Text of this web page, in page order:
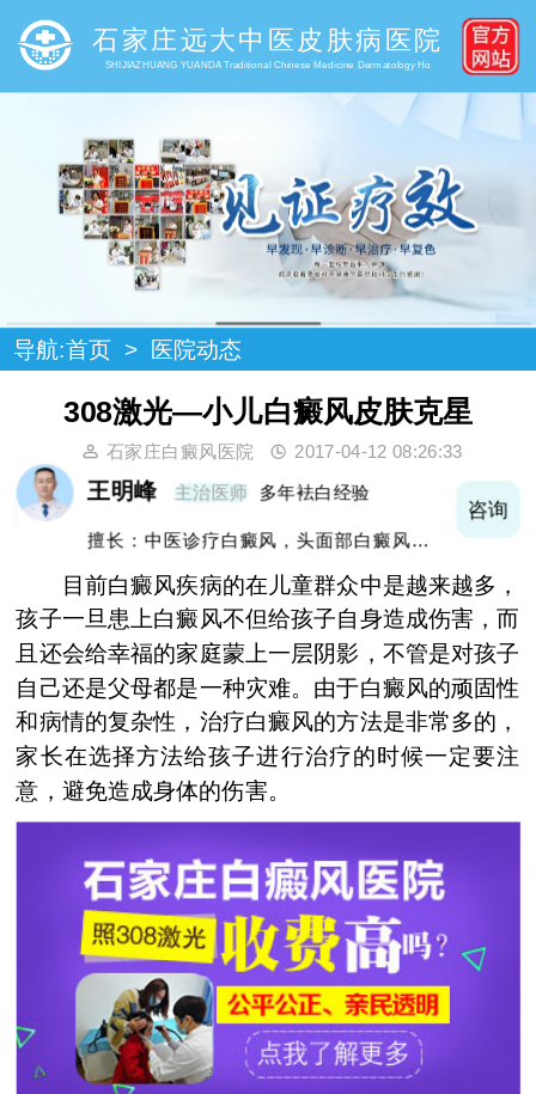
石家庄远大中医皮肤病医院
SHIJIAZHUANG YUANDA Traditional Chinese Medicine Dermatology Ho
导航:首页 > 医院动态
308激光—小儿白癜风皮肤克星
石家庄白癜风医院 2017-04-12 08:26:33
王明峰 主治医师 多年袪白经验
擅长：中医诊疗白癜风，头面部白癜风，青
咨询
目前白癜风疾病的在儿童群众中是越来越多，
孩子一旦患上白癜风不但给孩子自身造成伤害，而
且还会给幸福的家庭蒙上一层阴影，不管是对孩子
自己还是父母都是一种灾难。由于白癜风的顽固性
和病情的复杂性，治疗白癜风的方法是非常多的，
家长在选择方法给孩子进行治疗的时候一定要注
意，避免造成身体的伤害。